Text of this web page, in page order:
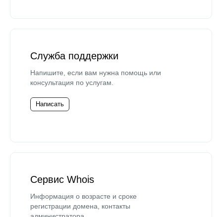
Служба поддержки
Напишите, если вам нужна помощь или
консультация по услугам.
Написать
Сервис Whois
Информация о возрасте и сроке
регистрации домена, контакты